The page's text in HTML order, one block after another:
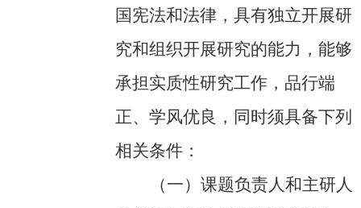
国宪法和法律，具有独立开展研
究和组织开展研究的能力，能够
承担实质性研究工作，品行端
正、学风优良，同时须具备下列
相关条件：
（一）课题负责人和主研人